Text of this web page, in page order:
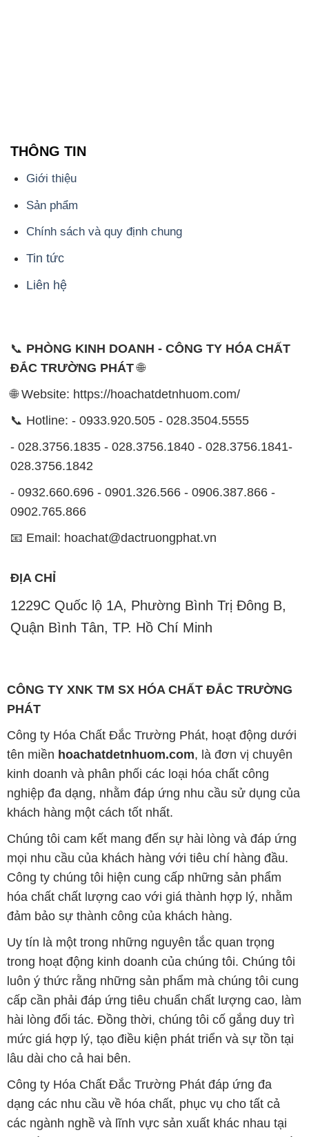
THÔNG TIN
Giới thiệu
Sản phẩm
Chính sách và quy định chung
Tin tức
Liên hệ
📞 PHÒNG KINH DOANH - CÔNG TY HÓA CHẤT
ĐẮC TRƯỜNG PHÁT🌐
🌐 Website: https://hoachatdetnhuom.com/
📞 Hotline: - 0933.920.505 - 028.3504.5555
- 028.3756.1835 - 028.3756.1840 - 028.3756.1841-
028.3756.1842
- 0932.660.696 - 0901.326.566 - 0906.387.866 -
0902.765.866
📧 Email: hoachat@dactruongphat.vn
ĐỊA CHỈ
1229C Quốc lộ 1A, Phường Bình Trị Đông B,
Quận Bình Tân, TP. Hồ Chí Minh
CÔNG TY XNK TM SX HÓA CHẤT ĐẮC TRƯỜNG
PHÁT
Công ty Hóa Chất Đắc Trường Phát, hoạt động dưới
tên miền hoachatdetnhuom.com, là đơn vị chuyên
kinh doanh và phân phối các loại hóa chất công
nghiệp đa dạng, nhằm đáp ứng nhu cầu sử dụng của
khách hàng một cách tốt nhất.
Chúng tôi cam kết mang đến sự hài lòng và đáp ứng
mọi nhu cầu của khách hàng với tiêu chí hàng đầu.
Công ty chúng tôi hiện cung cấp những sản phẩm
hóa chất chất lượng cao với giá thành hợp lý, nhằm
đảm bảo sự thành công của khách hàng.
Uy tín là một trong những nguyên tắc quan trọng
trong hoạt động kinh doanh của chúng tôi. Chúng tôi
luôn ý thức rằng những sản phẩm mà chúng tôi cung
cấp cần phải đáp ứng tiêu chuẩn chất lượng cao, làm
hài lòng đối tác. Đồng thời, chúng tôi cố gắng duy trì
mức giá hợp lý, tạo điều kiện phát triển và sự tồn tại
lâu dài cho cả hai bên.
Công ty Hóa Chất Đắc Trường Phát đáp ứng đa
dạng các nhu cầu về hóa chất, phục vụ cho tất cả
các ngành nghề và lĩnh vực sản xuất khác nhau tại